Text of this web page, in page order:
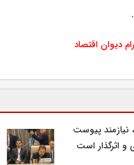
دیوان اقتصاد
نیازمند پیوست
و اثرگذار است